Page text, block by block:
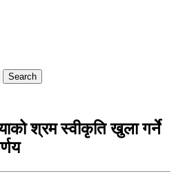
Search
श्रम स्वीकृति खुला गर्ने